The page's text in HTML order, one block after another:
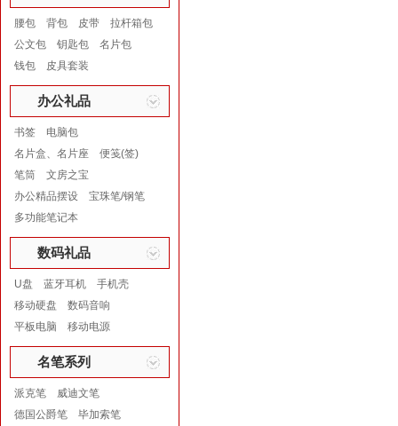
腰包 背包 皮带
拉杆箱包
公文包
钥匙包
名片包
钱包
皮具套装
办公礼品
书签
电脑包
名片盒、名片座
便笺(签)
笔筒
文房之宝
办公精品摆设
宝珠笔/钢笔
多功能笔记本
数码礼品
U盘 蓝牙耳机
手机壳
移动硬盘
数码音响
平板电脑
移动电源
名笔系列
派克笔
威迪文笔
德国公爵笔
毕加索笔